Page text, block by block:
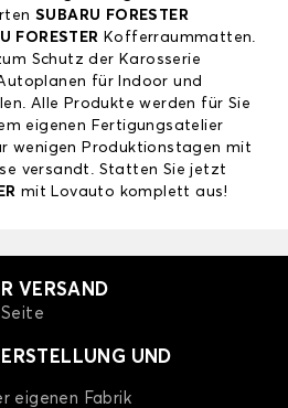
SUBARU FORESTER
FORESTER Kofferraummatten.
Schutz der Karosserie
für Indoor und
Alle Produkte werden für Sie
eigenen Fertigungsatelier
wenigen Produktionstagen mit
versandt. Statten Sie jetzt
mit Lovauto komplett aus!
VERSAND
UND
eigenen Fabrik